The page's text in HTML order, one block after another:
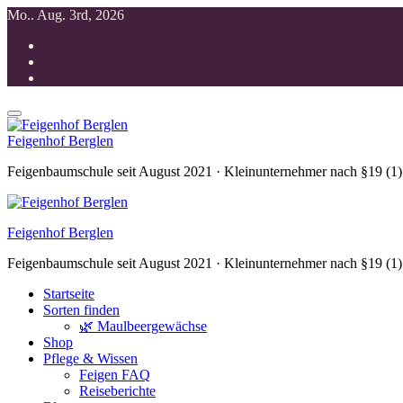
Zum
springen
Mo.. Aug. 3rd, 2026
Feigenhof Berglen
Feigenbaumschule seit August 2021 · Kleinunternehmer nach §19
Feigenhof Berglen
Feigenbaumschule seit August 2021 · Kleinunternehmer nach §19
Startseite
Sorten finden
🌿 Maulbeergewächse
Shop
Pflege & Wissen
Feigen FAQ
Reiseberichte